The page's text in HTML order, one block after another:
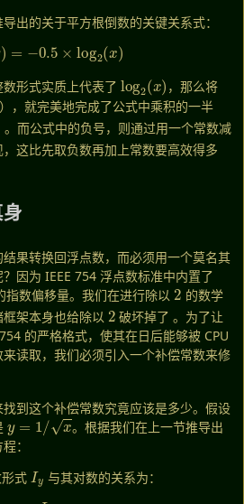
出的关于平方根倒数的关键关系式：
(y 0.5 ×log2 x)
形式实质上代表了
log 2( x
，那么将
），就完美地完成了公式中乘积的一半
。而公式中的负号，则通过用一个常数减
，这比先取负数再加上常数要高效得多
果转换回浮点数，而必须用一个莫名其
因为 IEEE 754 浮点数标准中内置了
指数偏移量。我们在进行除以
2
的数学
架本身也给除以
2
破坏掉了。为了让
的严格格式，使其在日后能够被 CPU
读取，我们必须引入一个补偿常数来修
到这个补偿常数究竟应该是多少。假设
y=1/x
。根据我们在上一节推导出
：
形式
Iy
与其对数的关系为：